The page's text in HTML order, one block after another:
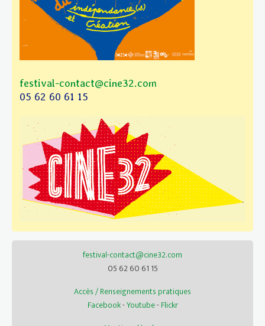
festival-contact@cine32.com
05 62 60 61 15
festival-contact@cine32.com
05 62 60 61 15
Accès / Renseignements pratiques
Facebook-Youtube-Flickr